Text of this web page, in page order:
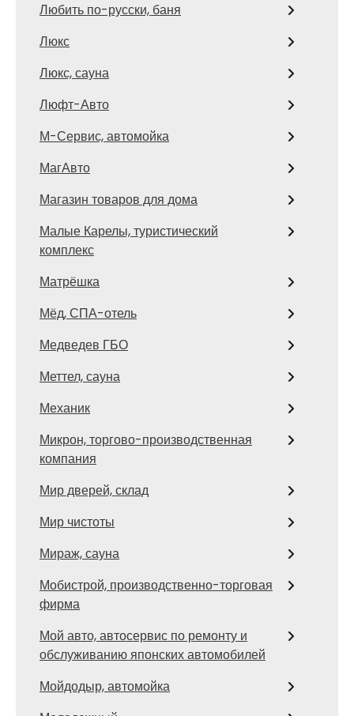
Любить по-русски, баня
Люкс
Люкс, сауна
Люфт-Авто
М-Сервис, автомойка
МагАвто
Магазин товаров для дома
Малые Карелы, туристический
комплекс
Матрёшка
Мёд, СПА-отель
Медведев ГБО
Меттел, сауна
Механик
Микрон, торгово-производственная
компания
Мир дверей, склад
Мир чистоты
Мираж, сауна
Мобистрой, производственно-торговая
фирма
Мой авто, автосервис по ремонту и
обслуживанию японских автомобилей
Мойдодыр, автомойка